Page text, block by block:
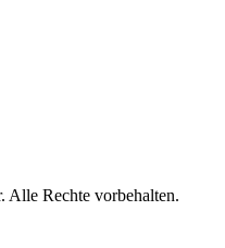
Alle Rechte vorbehalten.